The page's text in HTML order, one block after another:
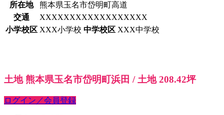
所在地
熊本県玉名市岱明町高道
交通
XXXXXXXXXXXXXXXXXX
小学校区 XXX小学校 中学校区 XXX中学校
土地 熊本県玉名市岱明町浜田 / 土地 208.42坪
ログイン／会員登録